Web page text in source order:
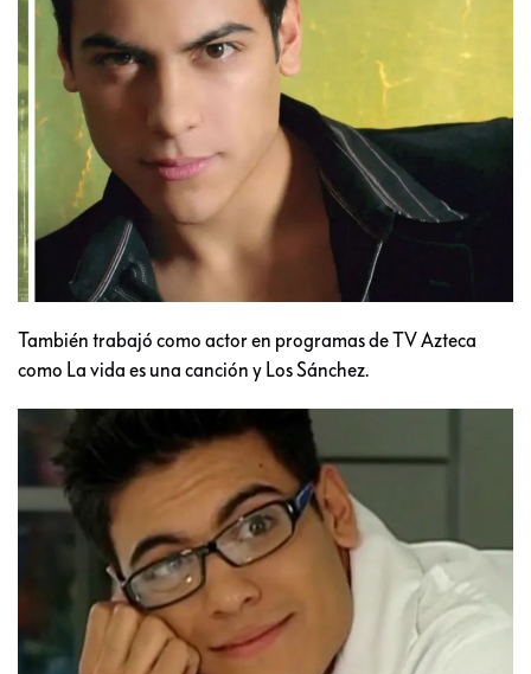
También trabajó como actor en programas de TV Azteca
como La vida es una canción y Los Sánchez.